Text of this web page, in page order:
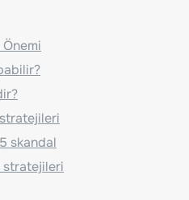
stratejileri
skandal
stratejileri